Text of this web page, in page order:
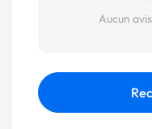
Aucun